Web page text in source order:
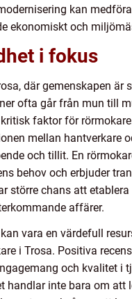
kan
ekonomiskt och
i fokus
där gemenskapen är
ofta går från mun till
faktor för
mellan hantverkare
och tillit. En
behov och erbjuder
större chans att
affärer.
vara en värdefull
i Trosa. Positiva
och kvalitet i
handlar inte bara om att